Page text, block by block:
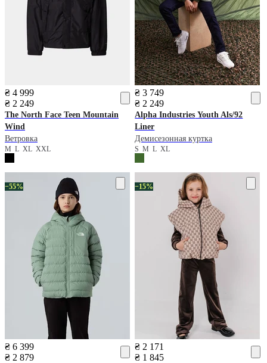
₴ 4 999
₴ 2 249
The North Face Teen Mountain
Wind
Ветровка
M L XL XXL
₴ 3 749
₴ 2 249
Alpha Industries Youth Als/92
Liner
Демисезонная куртка
SMLXL
−55%
₴ 6 399
₴ 2 879
−15%
₴ 2 171
₴ 1 845